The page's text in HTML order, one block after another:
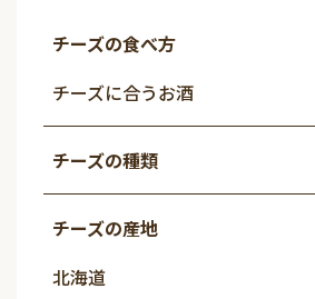
チーズの食べ方
チーズに合うお酒
チーズの種類
チーズの産地
北海道